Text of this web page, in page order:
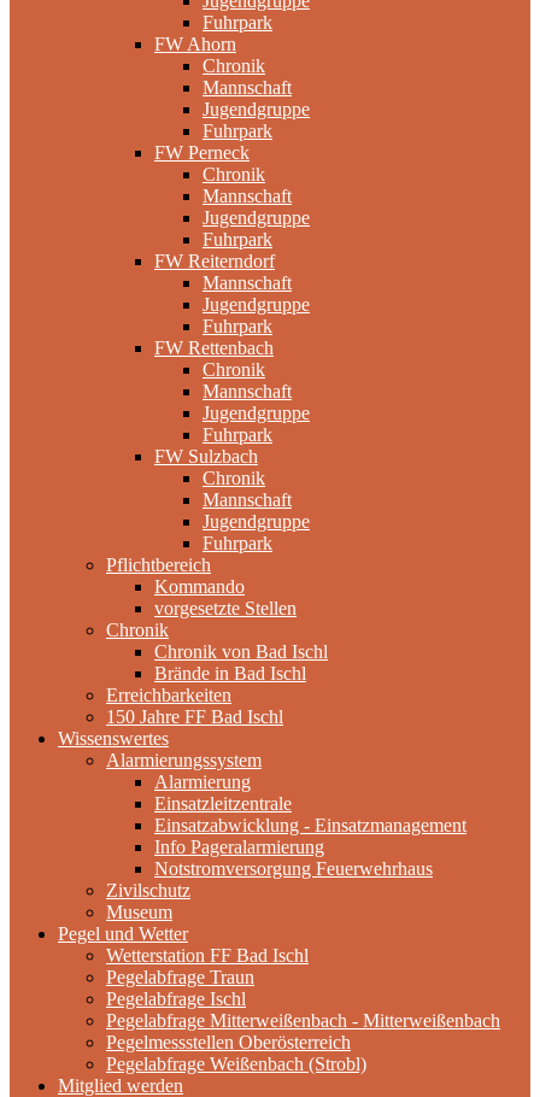
Fuhrpark
FW Ahorn
Chronik
Mannschaft
Jugendgruppe
Fuhrpark
FW Perneck
Chronik
Mannschaft
Jugendgruppe
Fuhrpark
FW Reiterndorf
Mannschaft
Jugendgruppe
Fuhrpark
FW Rettenbach
Chronik
Mannschaft
Jugendgruppe
Fuhrpark
FW Sulzbach
Chronik
Mannschaft
Jugendgruppe
Fuhrpark
Pflichtbereich
Kommando
vorgesetzte Stellen
Chronik
Chronik von Bad Ischl
Brände in Bad Ischl
Erreichbarkeiten
150 Jahre FF Bad Ischl
Wissenswertes
Alarmierungssystem
Alarmierung
Einsatzleitzentrale
Einsatzabwicklung - Einsatzmanagement
Info Pageralarmierung
Notstromversorgung Feuerwehrhaus
Zivilschutz
Museum
Pegel und Wetter
Wetterstation FF Bad Ischl
Pegelabfrage Traun
Pegelabfrage Ischl
Pegelabfrage Mitterweißenbach - Mitterweißenbach
Pegelmessstellen Oberösterreich
Pegelabfrage Weißenbach (Strobl)
Mitglied werden